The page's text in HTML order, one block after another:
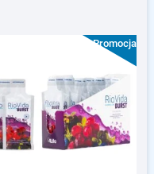
Promocja!